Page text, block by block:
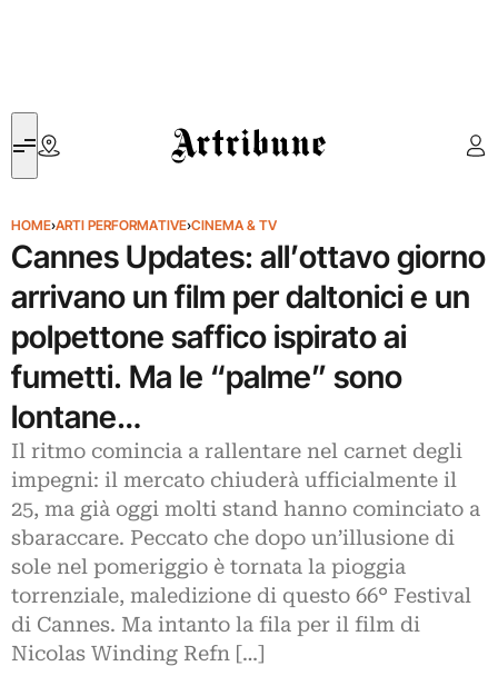
Artribune
HOME›ARTI PERFORMATIVE›CINEMA & TV
Cannes Updates: all’ottavo giorno
arrivano un film per daltonici e un
polpettone saffico ispirato ai
fumetti. Ma le “palme” sono
lontane…
Il ritmo comincia a rallentare nel carnet degli
impegni: il mercato chiuderà ufficialmente il
25, ma già oggi molti stand hanno cominciato a
sbaraccare. Peccato che dopo un’illusione di
sole nel pomeriggio è tornata la pioggia
torrenziale, maledizione di questo 66° Festival
di Cannes. Ma intanto la fila per il film di
Nicolas Winding Refn […]